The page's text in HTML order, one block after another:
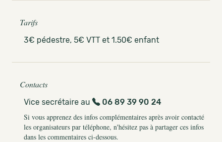
Tarifs
3€ pédestre, 5€ VTT et 1.50€ enfant
Contacts
Vice secrétaire au
06 89 39 90 24
Si vous apprenez des infos complémentaires après avoir contacté
les organisateurs par téléphone, n'hésitez pas à partager ces infos
dans les commentaires ci-dessous.